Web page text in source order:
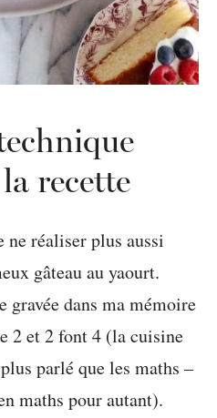
recette
ne réaliser plus aussi
gâteau au yaourt.
gravée dans ma mémoire
2 et 2 font 4 (la cuisine
parlé que les maths –
maths pour autant).